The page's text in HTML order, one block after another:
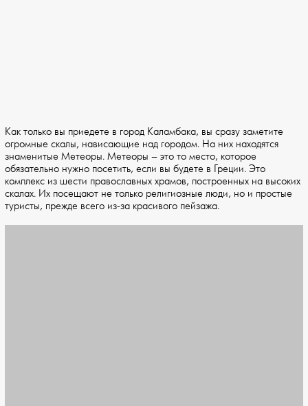
Как только вы приедете в город Каламбака, вы сразу заметите
огромные скалы, нависающие над городом. На них находятся
знаменитые Метеоры. Метеоры – это то место, которое
обязательно нужно посетить, если вы будете в Греции. Это
комплекс из шести православных храмов, построенных на высоких
скалах. Их посещают не только религиозные люди, но и простые
туристы, прежде всего из-за красивого пейзажа.